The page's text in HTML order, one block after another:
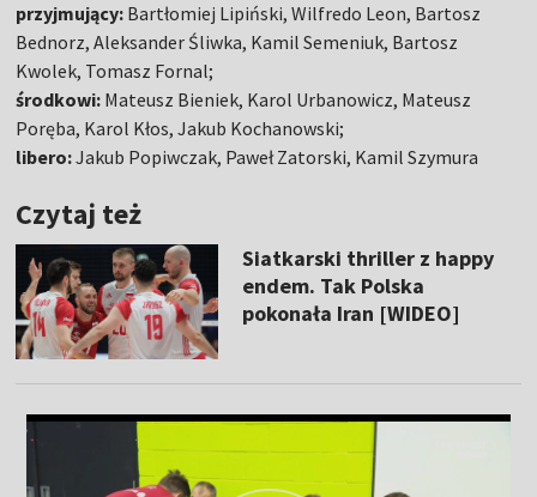
przyjmujący: Bartłomiej Lipiński, Wilfredo Leon, Bartosz
Bednorz, Aleksander Śliwka, Kamil Semeniuk, Bartosz
Kwolek, Tomasz Fornal;
środkowi: Mateusz Bieniek, Karol Urbanowicz, Mateusz
Poręba, Karol Kłos, Jakub Kochanowski;
libero:Jakub Popiwczak, Paweł Zatorski, Kamil Szymura
Czytaj też
Siatkarski thriller z happy
endem. Tak Polska
pokonała Iran [WIDEO]